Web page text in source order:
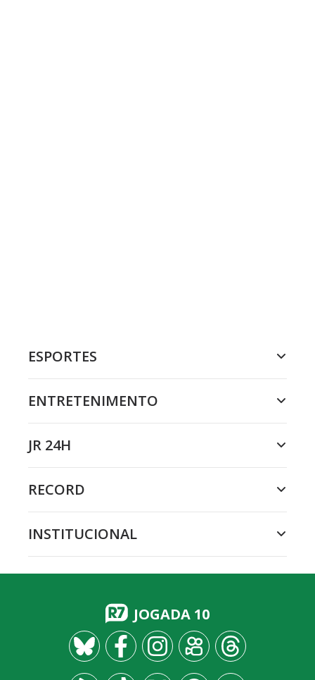
ESPORTES
ENTRETENIMENTO
JR 24H
RECORD
INSTITUCIONAL
JOGADA 10